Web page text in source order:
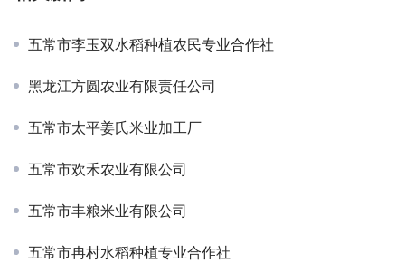
五常市李玉双水稻种植农民专业合作社
黑龙江方圆农业有限责任公司
五常市太平姜氏米业加工厂
五常市欢禾农业有限公司
五常市丰粮米业有限公司
五常市冉村水稻种植专业合作社